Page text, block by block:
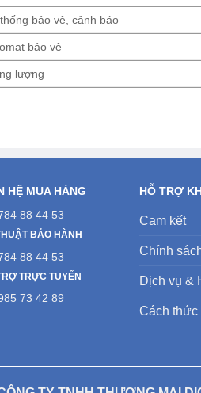
bảo vệ, cảnh báo
bảo vệ
lượng
HỆ MUA HÀNG
88 44 53
BẢO HÀNH
88 44 53
TRỰC TUYẾN
73 42 89
HỖ TRỢ
Cam kết
Chính
Dịch vụ &
Cách thức